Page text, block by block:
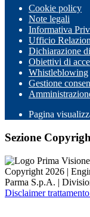
Cookie policy
Note legali
Informativa
Ufficio
Dichiarazione
Obiettivi di
Whistleblowing
Gestione
Pagina
Sezione
Copyright 2026 |
Parma S.p.A. |
Disclaimer